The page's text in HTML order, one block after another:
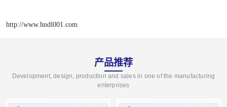
http://www.hndl001.com
产品推荐
Development, design, production and sales in one of the manufacturing
enterprises